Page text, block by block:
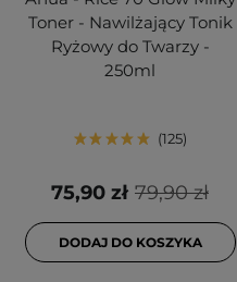
Toner - Nawilżający Tonik
Ryżowy do Twarzy -
250ml
125
79,90 zł
75,90 zł
DODAJ DO KOSZYKA